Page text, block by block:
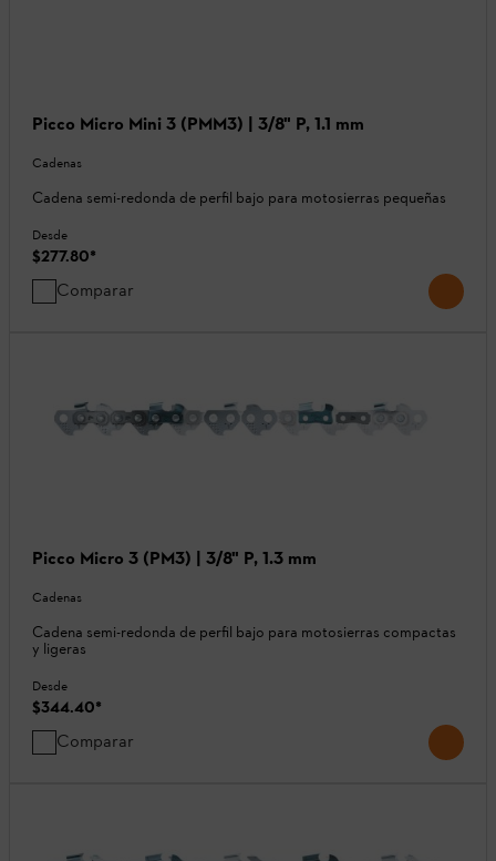
Picco Micro Mini 3 (PMM3) | 3/8" P, 1.1 mm
Cadenas
Cadena semi-redonda de perfil bajo para motosierras pequeñas
Desde
$277.80*
Comparar
Picco Micro 3 (PM3) | 3/8" P, 1.3 mm
Cadenas
Cadena semi-redonda de perfil bajo para motosierras compactas
y ligeras
Desde
$344.40*
Comparar